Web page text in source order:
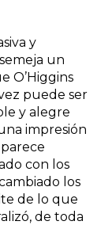
y
un
O’Higgins
puede ser
y alegre
impresión
con los
los
de lo que
de toda